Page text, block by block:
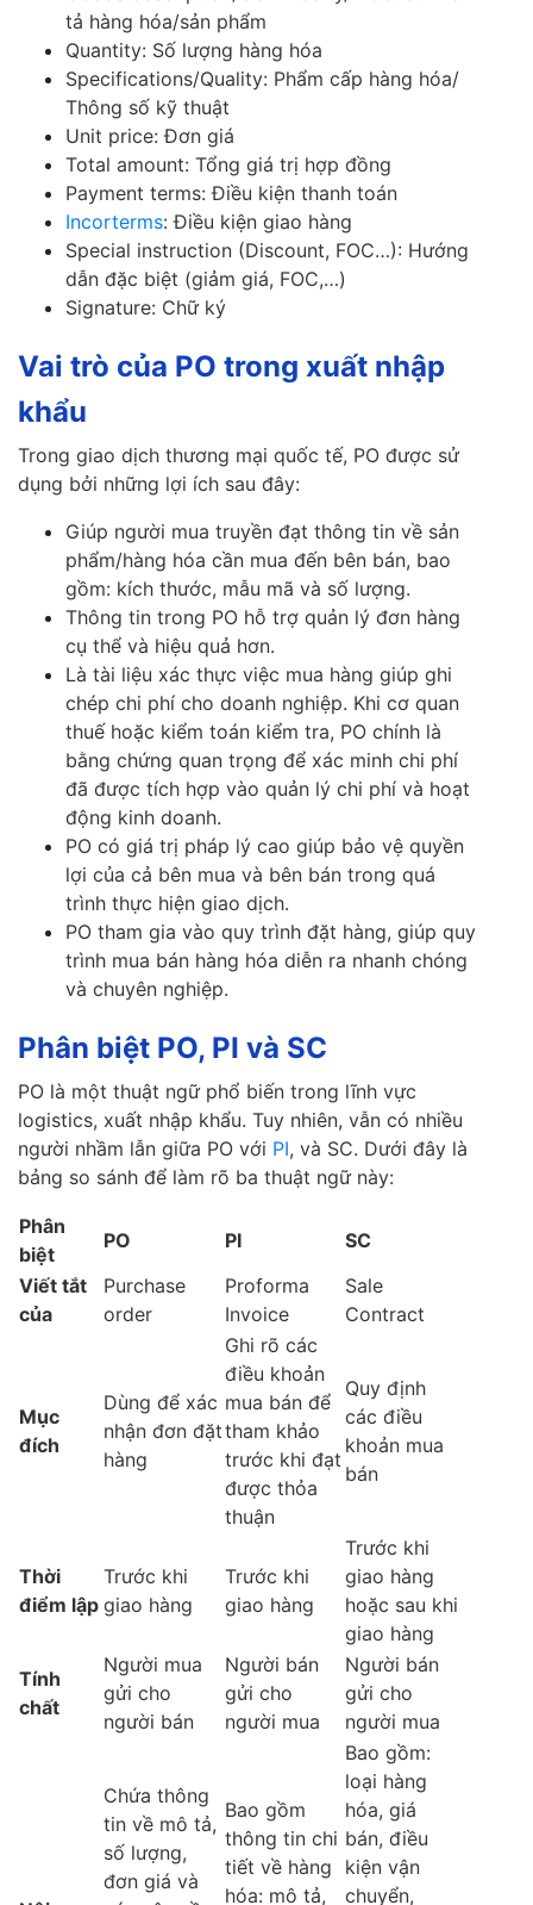
tả hàng hóa/sản phẩm
Quantity: Số lượng hàng hóa
Specifications/Quality: Phẩm cấp hàng hóa/
Thông số kỹ thuật
Unit price: Đơn giá
Total amount: Tổng giá trị hợp đồng
Payment terms: Điều kiện thanh toán
Incorterms: Điều kiện giao hàng
Special instruction (Discount, FOC…): Hướng
dẫn đặc biệt (giảm giá, FOC,…)
Signature: Chữ ký
Vai trò của PO trong xuất nhập
khẩu
Trong giao dịch thương mại quốc tế, PO được sử
dụng bởi những lợi ích sau đây:
Giúp người mua truyền đạt thông tin về sản
phẩm/hàng hóa cần mua đến bên bán, bao
gồm: kích thước, mẫu mã và số lượng.
Thông tin trong PO hỗ trợ quản lý đơn hàng
cụ thể và hiệu quả hơn.
Là tài liệu xác thực việc mua hàng giúp ghi
chép chi phí cho doanh nghiệp. Khi cơ quan
thuế hoặc kiểm toán kiểm tra, PO chính là
bằng chứng quan trọng để xác minh chi phí
đã được tích hợp vào quản lý chi phí và hoạt
động kinh doanh.
PO có giá trị pháp lý cao giúp bảo vệ quyền
lợi của cả bên mua và bên bán trong quá
trình thực hiện giao dịch.
PO tham gia vào quy trình đặt hàng, giúp quy
trình mua bán hàng hóa diễn ra nhanh chóng
và chuyên nghiệp.
Phân biệt PO, PI và SC
PO là một thuật ngữ phổ biến trong lĩnh vực
logistics, xuất nhập khẩu. Tuy nhiên, vẫn có nhiều
người nhầm lẫn giữa PO với PI, và SC. Dưới đây là
bảng so sánh để làm rõ ba thuật ngữ này:
Phân
biệt
PO PI
SC
Viết tắt
của
Purchase
order
Proforma
Invoice
Sale
Contract
Mục
đích
Dùng để xác
nhận đơn đặt
hàng
Ghi rõ các
điều khoản
mua bán để
tham khảo
trước khi đạt
được thỏa
thuận
Quy định
các điều
khoản mua
bán
Thời
điểm lập
Trước khi
giao hàng
Trước khi
giao hàng
Trước khi
giao hàng
hoặc sau khi
giao hàng
Tính
chất
Người mua
gửi cho
người bán
Người bán
gửi cho
người mua
Người bán
gửi cho
người mua
Chứa thông
tin về mô tả,
số lượng,
đơn giá và
Bao gồm
thông tin chi
tiết về hàng
hóa: mô tả,
Bao gồm:
loại hàng
hóa, giá
bán, điều
kiện vận
chuyển,